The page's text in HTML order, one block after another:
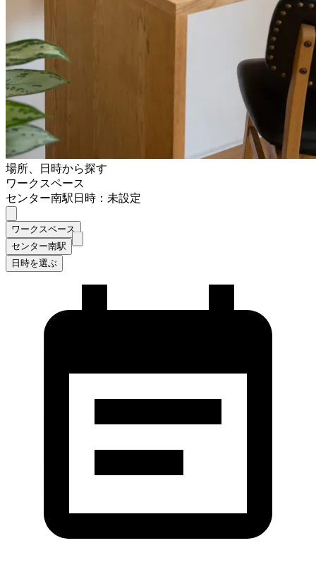
場所、日時から探す
ワークスペース
センター南駅日時：未設定
ワークスペース
センター南駅
日時を選ぶ